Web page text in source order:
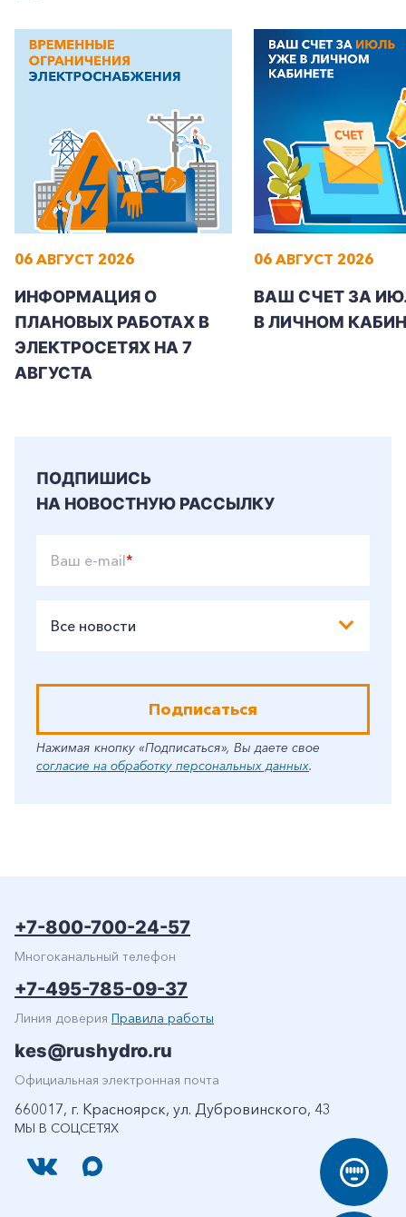
Заказать обратный звонок
06 АВГУСТ 2026
ИНФОРМАЦИЯ О
ПЛАНОВЫХ РАБОТАХ В
ЭЛЕКТРОСЕТЯХ НА 7
АВГУСТА
06 АВГУСТ 2026
ВАШ СЧЕТ ЗА
В ЛИЧНОМ
ПОДПИШИСЬ
НА НОВОСТНУЮ РАССЫЛКУ
Ваш e-mail*
Все новости
Подписаться
Нажимая кнопку «Подписаться», Вы даете свое
согласие на обработку персональных данных.
МЫ В СОЦСЕТЯХ
+7-800-700-24-57
Многоканальный телефон
+7-495-785-09-37
Линия доверия Правила работы
kes@rushydro.ru
Официальная электронная почта
660017, г. Красноярск, ул. Дубровинского, 43